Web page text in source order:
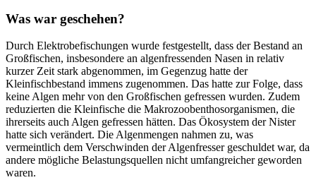
Was war geschehen?
Durch Elektrobefischungen wurde festgestellt, dass der Bestand an
Großfischen, insbesondere an algenfressenden Nasen in relativ
kurzer Zeit stark abgenommen, im Gegenzug hatte der
Kleinfischbestand immens zugenommen. Das hatte zur Folge, dass
keine Algen mehr von den Großfischen gefressen wurden. Zudem
reduzierten die Kleinfische die Makrozoobenthosorganismen, die
ihrerseits auch Algen gefressen hätten. Das Ökosystem der Nister
hatte sich verändert. Die Algenmengen nahmen zu, was
vermeintlich dem Verschwinden der Algenfresser geschuldet war, da
andere mögliche Belastungsquellen nicht umfangreicher geworden
waren.